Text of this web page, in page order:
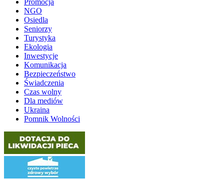
NGO
Osiedla
Seniorzy
Turystyka
Ekologia
Inwestycje
Komunikacja
Bezpieczeństwo
Świadczenia
Czas wolny
Dla mediów
Ukraina
Pomnik Wolności